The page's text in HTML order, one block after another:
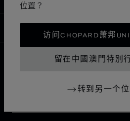
位置？
访问CHOPARD萧邦
留在中國澳門特別
转到另一个位
本地化（更改国家/地区
更改国家/地区